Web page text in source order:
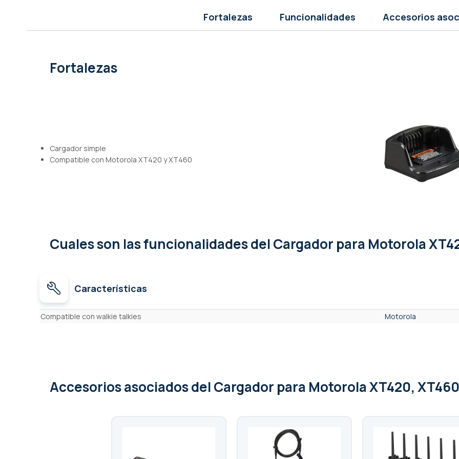
Fortalezas Funcionalidades Accesorios
Fortalezas
Cargador simple
Compatible con Motorola XT420 y XT460
Cuales son las funcionalidadesdel Cargador para Motorola
Características
Características
Compatible con walkie talkies Motorola
Accesorios asociadosdel Cargador para Motorola XT420, XT460